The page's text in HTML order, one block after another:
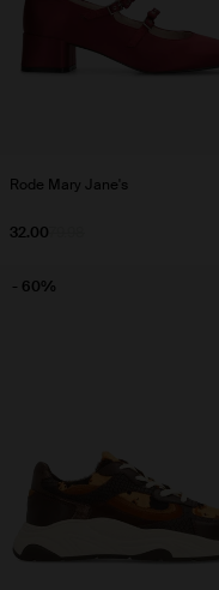
Rode Mary Jane's
32.00
- 60%